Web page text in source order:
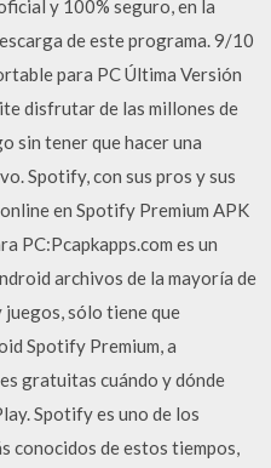
y 100% seguro, en la
de este programa. 9/10
para PC Última Versión
disfrutar de las millones de
sin tener que hacer una
Spotify, con sus pros y sus
en Spotify Premium APK
PC:Pcapkapps.com es un
archivos de la mayoría de
sólo tiene que
Spotify Premium, a
gratuitas cuándo y dónde
Spotify es uno de los
conocidos de estos tiempos,